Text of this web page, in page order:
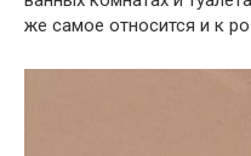
же самое относится и к